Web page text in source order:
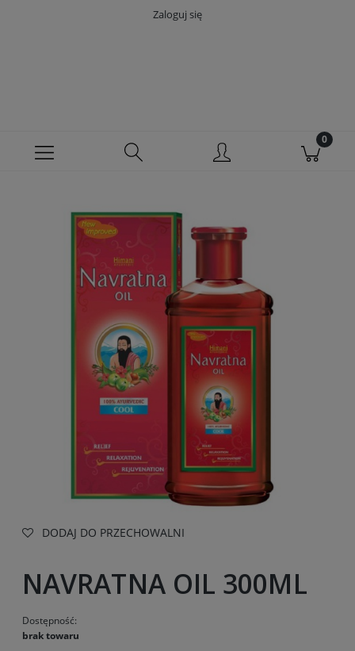
Zaloguj się
DODAJ DO PRZECHOWALNI
NAVRATNA OIL 300ML
Dostępność:
brak towaru